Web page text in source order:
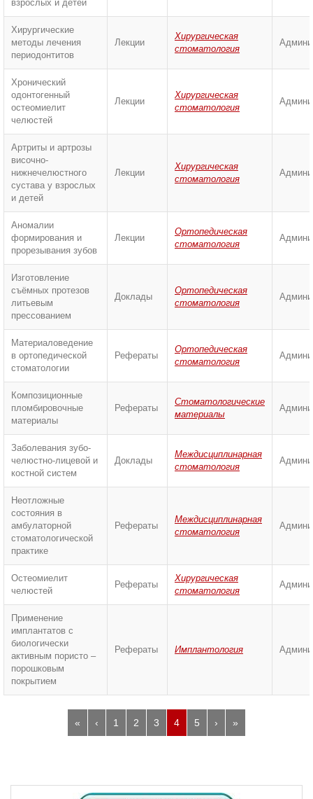
взрослых и детей
Хирургические
методы лечения
периодонтитов
Лекции
Хирургическая
стоматология
Хронический
одонтогенный
остеомиелит
челюстей
Лекции
Хирургическая
стоматология
Артриты и артрозы
височно-
нижнечелюстного
сустава у взрослых
и детей
Лекции
Хирургическая
стоматология
Аномалии
формирования и
прорезывания зубов
Лекции
Ортопедическая
стоматология
Изготовление
съёмных протезов
литьевым
прессованием
Доклады
Ортопедическая
стоматология
Материаловедение
в ортопедической
стоматологии
Рефераты
Ортопедическая
стоматология
Композиционные
пломбировочные
материалы
Рефераты
Стоматологические
материалы
Заболевания зубо-
челюстно-лицевой и
костной систем
Доклады
Междисциплинарная
стоматология
Неотложные
состояния в
амбулаторной
стоматологической
практике
Рефераты
Междисциплинарная
стоматология
Остеомиелит
челюстей
Рефераты
Хирургическая
стоматология
Применение
имплантатов с
биологически
активным пористо –
порошковым
покрытием
Рефераты Имплантология
« ‹ 1 2 3 4 5 › »